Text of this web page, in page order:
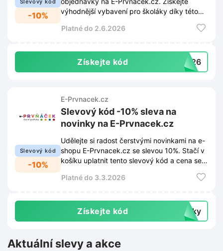
Slevový kód
-10%
výhodnější vybavení pro školáky díky této
Platné do 2.6.2026
Získejte kód DD26
Slevový kód
-10%
E-Prvnacek.cz
Slevový kód -10% sleva na
novinky na E-Prvnacek.cz
Udělejte si radost čerstvými novinkami na e-
shopu E-Prvnacek.cz se slevou 10%. Stačí v
košíku uplatnit tento slevový kód a cena se
Platné do 3.3.2026
Získejte kód inky
Aktuální slevy a akce